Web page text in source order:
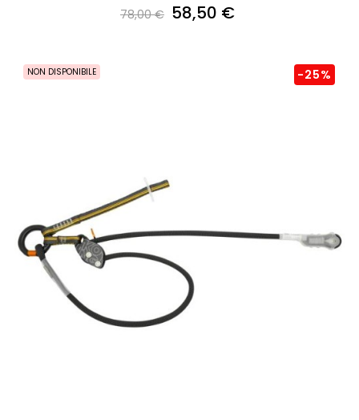
78,00 € 58,50 €
NON DISPONIBILE -25%